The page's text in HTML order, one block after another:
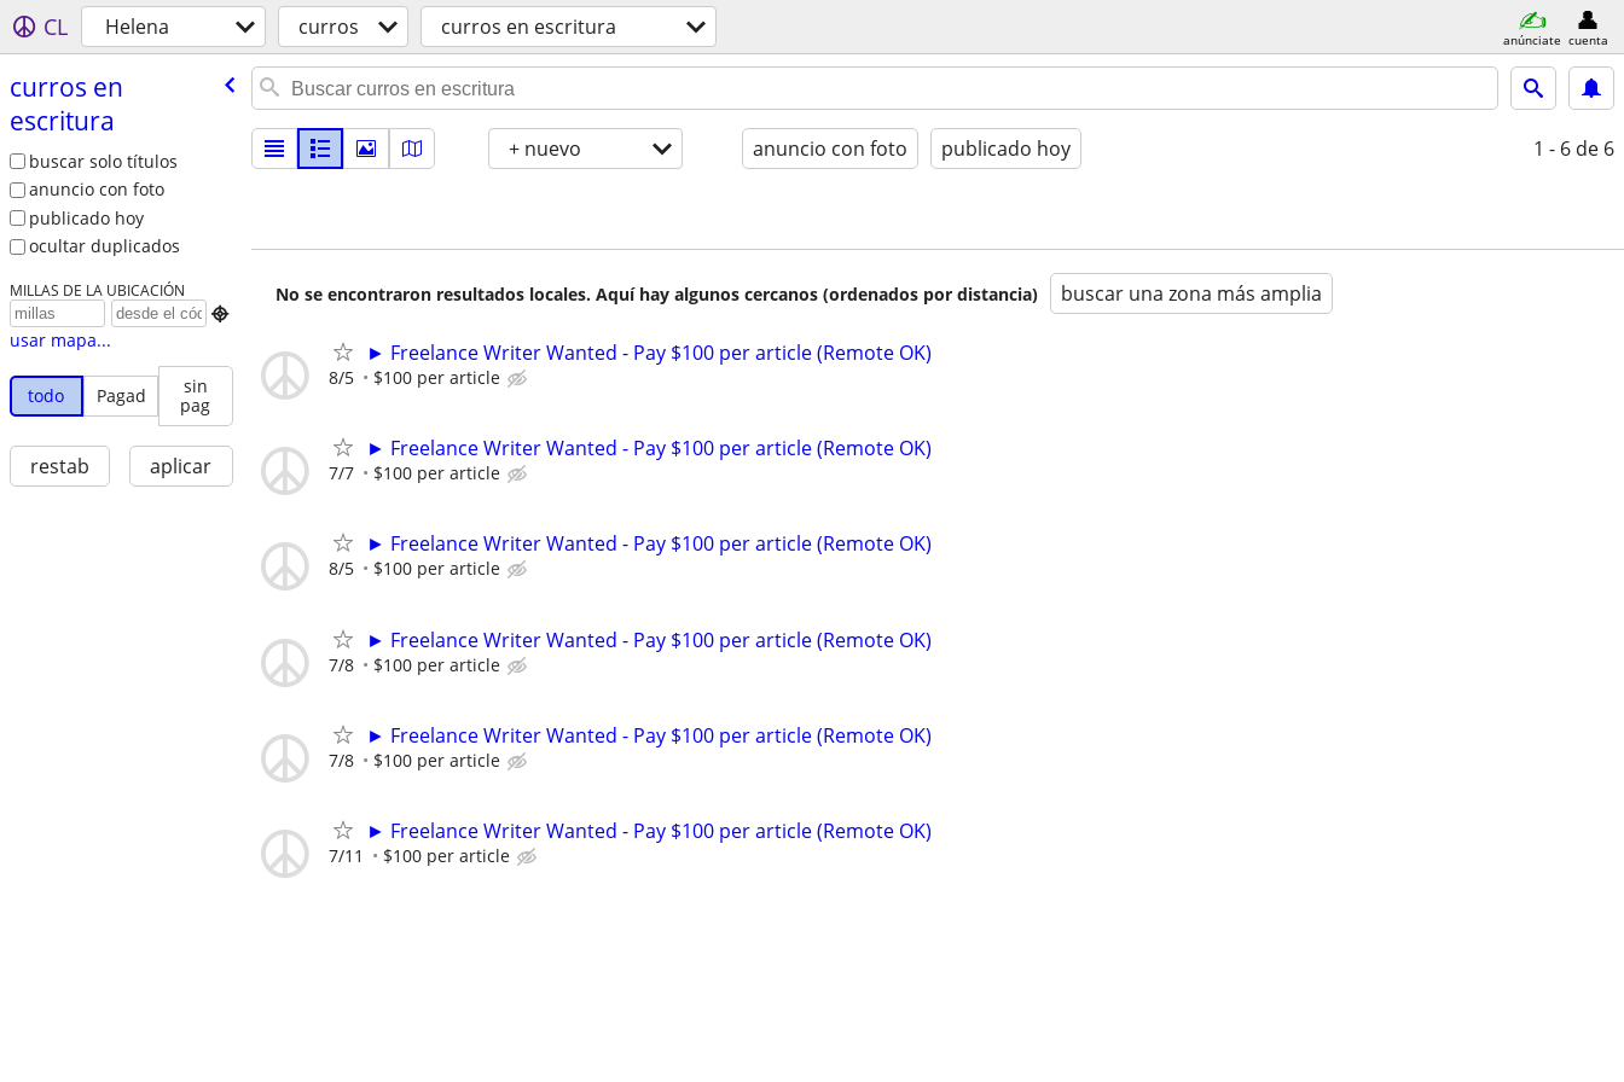
CL Helena curros curros en escritura anúnciate cuenta
curros en
escritura
buscar solo títulos
anuncio con foto
publicado hoy
ocultar duplicados
MILLAS DE LA UBICACIÓN

usar mapa...
todo Pagad
sin
pag
restab aplicar
+ nuevo anuncio con foto publicado hoy 1 - 6 de 6
No se encontraron resultados locales. Aquí hay algunos cercanos (ordenados por distancia) buscar una zona más amplia
► Freelance Writer Wanted - Pay $100 per article (Remote OK)
8/5 $100 per article
► Freelance Writer Wanted - Pay $100 per article (Remote OK)
7/7 $100 per article
► Freelance Writer Wanted - Pay $100 per article (Remote OK)
8/5 $100 per article
► Freelance Writer Wanted - Pay $100 per article (Remote OK)
7/8 $100 per article
► Freelance Writer Wanted - Pay $100 per article (Remote OK)
7/8 $100 per article
► Freelance Writer Wanted - Pay $100 per article (Remote OK)
7/11 $100 per article